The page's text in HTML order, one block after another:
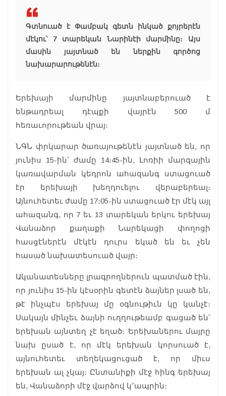
Գտնուած է Փամբակ գետն ինկած քոյրերէն
մէկու՝ 7 տարեկան Նարինէի մարմինը։ Այս
մասին յայտնած են ներքին գործոց
նախարարութենէն։
Երեխայի մարմինը յայտնաբերուած է
ենթադրեալ դէպքի վայրէն 500 մ
հեռաւորութեան վրայ։
ՆԳՆ փրկարար ծառայութենէն յայտնած են, որ
յունիս 15-ին՝ ժամը 14։45-ին, Լոռիի մարզային
կառավարման կեդրոն ահազանգ ստացուած
էր երեխայի խեղդուելու վերաբերեալ։
Այնուհետեւ ժամը 17։05-ին ստացուած էր մէկ այլ
ահազանգ, որ 7 եւ 13 տարեկան երկու երեխայ
Վանաձոր քաղաքի Նարեկացի փողոցի
հասցէներէն մէկէն դուրս եկած են եւ չեն
հասած նախատեսուած վայր։
Ականատեսները լրագրողներուն պատմած էին,
որ յունիս 15-ին կէսօրին գետէն ձայներ լսած են,
թէ ինչպէս երեխայ մը օգնութիւն կը կանչէ։
Սակայն մինչեւ ձայնի ուղղութեամբ գացած են՝
երեխան այնտեղ չէ եղած։ Երեխաներու մայրը
նախ ըսած է, որ մէկ երեխան կորսուած է,
այնուհետեւ տեղեկացուցած է, որ միւս
երեխան ալ չկայ։ Ընտանիքի մէջ հինգ երեխայ
են, Վանաձորի մէջ վարձով կ՚ապրին։